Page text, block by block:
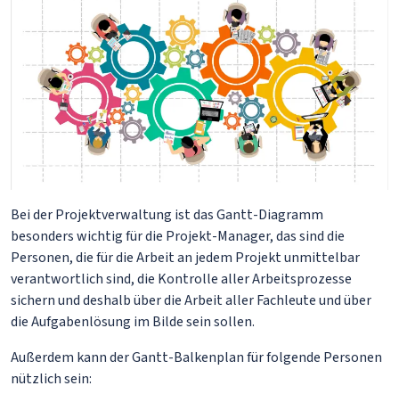
Bei der Projektverwaltung ist das Gantt-Diagramm
besonders wichtig für die Projekt-Manager, das sind die
Personen, die für die Arbeit an jedem Projekt unmittelbar
verantwortlich sind, die Kontrolle aller Arbeitsprozesse
sichern und deshalb über die Arbeit aller Fachleute und über
die Aufgabenlösung im Bilde sein sollen.
Außerdem kann der Gantt-Balkenplan für folgende Personen
nützlich sein: